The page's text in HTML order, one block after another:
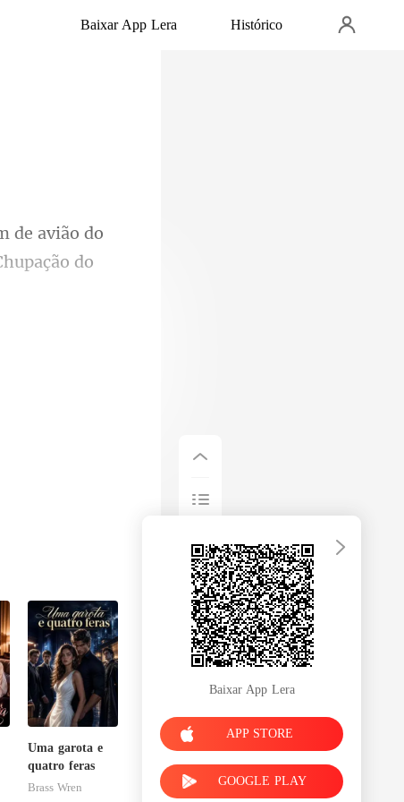
Baixar App Lera Histórico
vião do
Uma garota e
quatro feras
Brass Wren
Baixar App Lera
APP STORE
GOOGLE PLAY